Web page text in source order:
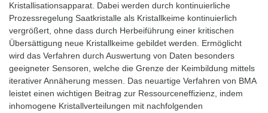
Kristallisationsapparat. Dabei werden durch kontinuierliche
Prozessregelung Saatkristalle als Kristallkeime kontinuierlich
vergrößert, ohne dass durch Herbeiführung einer kritischen
Übersättigung neue Kristallkeime gebildet werden. Ermöglicht
wird das Verfahren durch Auswertung von Daten besonders
geeigneter Sensoren, welche die Grenze der Keimbildung mittels
iterativer Annäherung messen. Das neuartige Verfahren von BMA
leistet einen wichtigen Beitrag zur Ressourceneffizienz, indem
inhomogene Kristallverteilungen mit nachfolgenden